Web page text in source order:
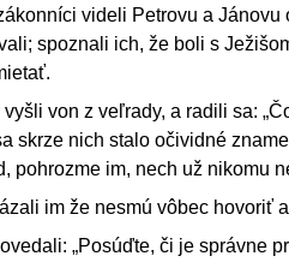
videli Petrovu a
spoznali ich, že boli s
von z veľrady, a radili sa:
skrze nich stalo očividné
pohrozme im, nech už nikomu
im že nesmú vôbec hovoriť
„Posúďte, či je správne